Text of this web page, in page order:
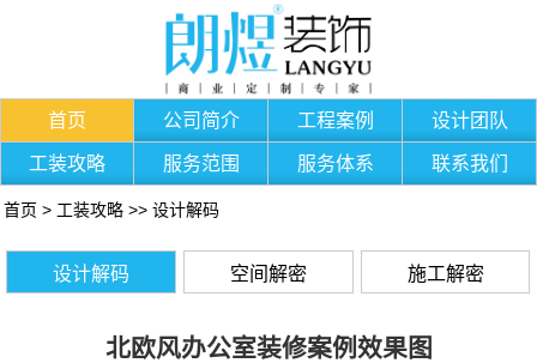
首页 公司简介 工程案例 设计团队
工装攻略 服务范围 服务体系 联系我们
首页 > 工装攻略 >> 设计解码
设计解码 空间解密 施工解密
北欧风办公室装修案例效果图